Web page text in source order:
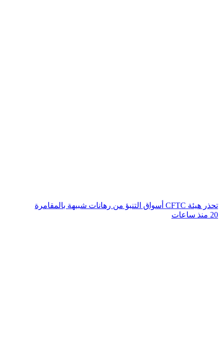
تحذر هيئة CFTC أسواق التنبؤ من رهانات شبيهة بالمقامرة
20 منذ ساعات